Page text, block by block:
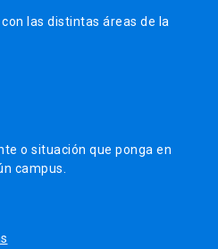
las distintas áreas de la
o situación que ponga en
campus.